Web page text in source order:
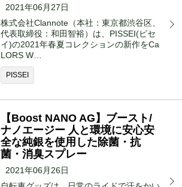
2021年06月27日
株式会社Clannote（本社：東京都渋谷区、
代表取締役：和田智裕）は、PISSEI(ピセ
イ)の2021年春夏コレクションの新作をCa
LORS W…
PISSEI
【Boost NANO AG】ブースト/
ナノエージー 人と環境に安心安
全な純銀を使用した除菌・抗
菌・消臭スプレー
2021年06月26日